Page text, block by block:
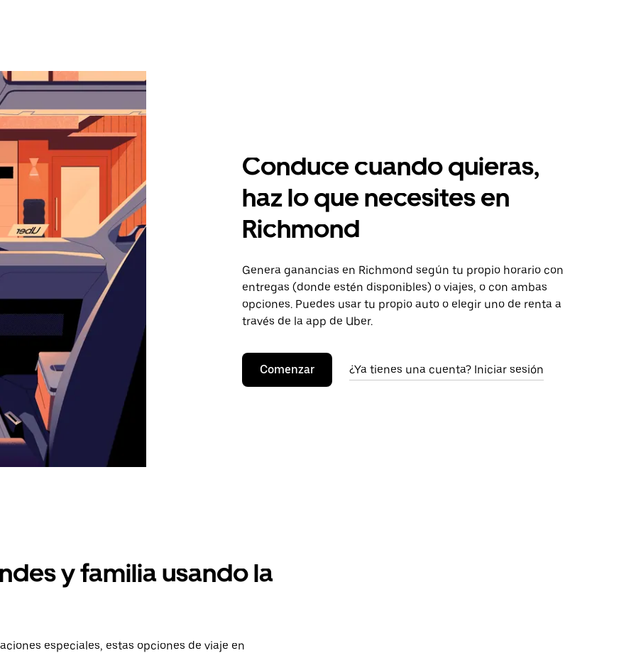
Conduce cuando quieras,
haz lo que necesites en
Richmond
Genera ganancias en Richmond según tu propio horario con
entregas (donde estén disponibles) o viajes, o con ambas
opciones. Puedes usar tu propio auto o elegir uno de renta a
través de la app de Uber.
Comenzar ¿Ya tienes una cuenta? Iniciar sesión
y familia usando la
especiales, estas opciones de viaje en